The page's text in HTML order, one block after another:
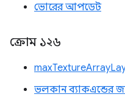
ভোরের আপডেট
ক্রোম ১২৬
ভলকান ব্যাকএন্ডের